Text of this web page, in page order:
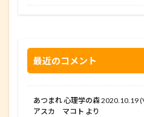
最近のコメント
あつまれ 心理学の森 2020.10.19
アスカ マコト より